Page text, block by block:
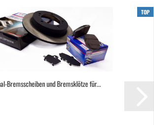
TOP
Bremsscheiben und Bremsklötze für...